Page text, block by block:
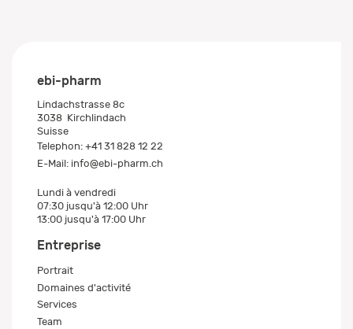
ebi-pharm
Lindachstrasse 8c
3038 Kirchlindach
Suisse
Telephon: +41 31 828 12 22
E-Mail: info@ebi-pharm.ch
Lundi à vendredi
07:30 jusqu'à 12:00 Uhr
13:00 jusqu'à 17:00 Uhr
Entreprise
Portrait
Domaines d'activité
Services
Team